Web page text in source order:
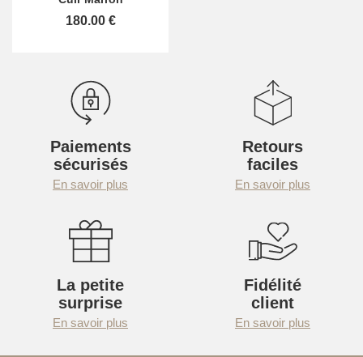
180.00 €
Paiements
sécurisés
En savoir plus
Retours
faciles
En savoir plus
La petite
surprise
En savoir plus
Fidélité
client
En savoir plus